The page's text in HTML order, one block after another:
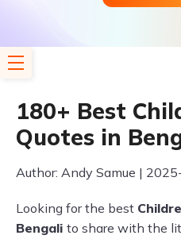
180+ Best
Quotes in
Author: Andy Samue |
Looking for the best
Bengali to share with the